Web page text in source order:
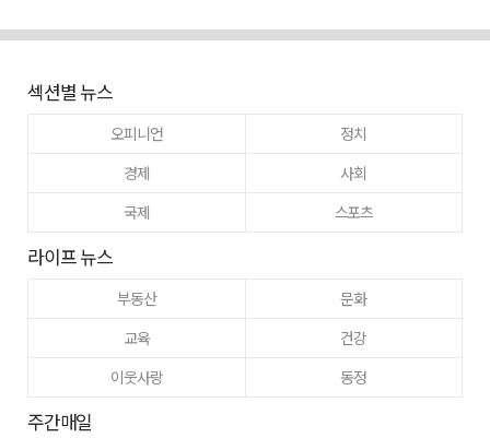
섹션별 뉴스
오피니언
정치
경제
사회
국제
스포츠
라이프 뉴스
부동산
문화
교육
건강
이웃사랑
동정
주간매일